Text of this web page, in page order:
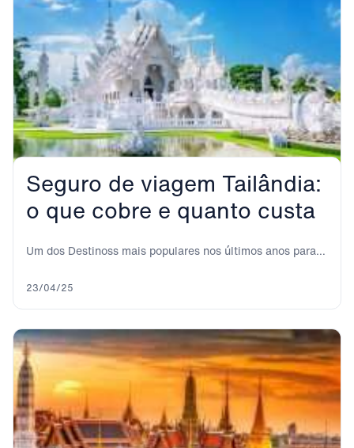
Seguro de viagem Tailândia:
o que cobre e quanto custa
Um dos Destinoss mais populares nos últimos anos para
23/04/25